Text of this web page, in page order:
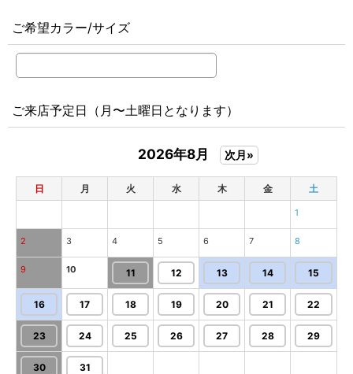
ご希望カラー/サイズ
ご来店予定日（月〜土曜日となります）
2026年8月 次月»
日 月 火 水 木 金 土
1
2 3 4 5 6 7 8
9 10 11 12 13 14 15
16 17 18 19 20 21 22
23 24 25 26 27 28 29
30 31